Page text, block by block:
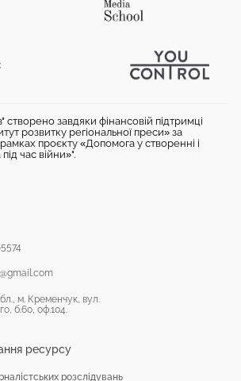
завдяки фінансовій підтримці
розвитку регіональної преси» за
проєкту «Допомога у створенні і
час війни»".
ресурсу
розслідувань
м. Кременчук, вул.
б.60, оф.104.